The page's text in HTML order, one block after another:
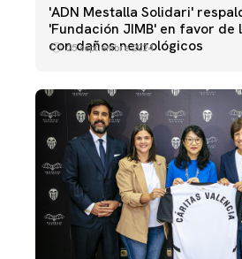
'ADN Mestalla Solidari'
'Fundación JIMB' en favor de
con daños neurológicos
25 septiembre 2024